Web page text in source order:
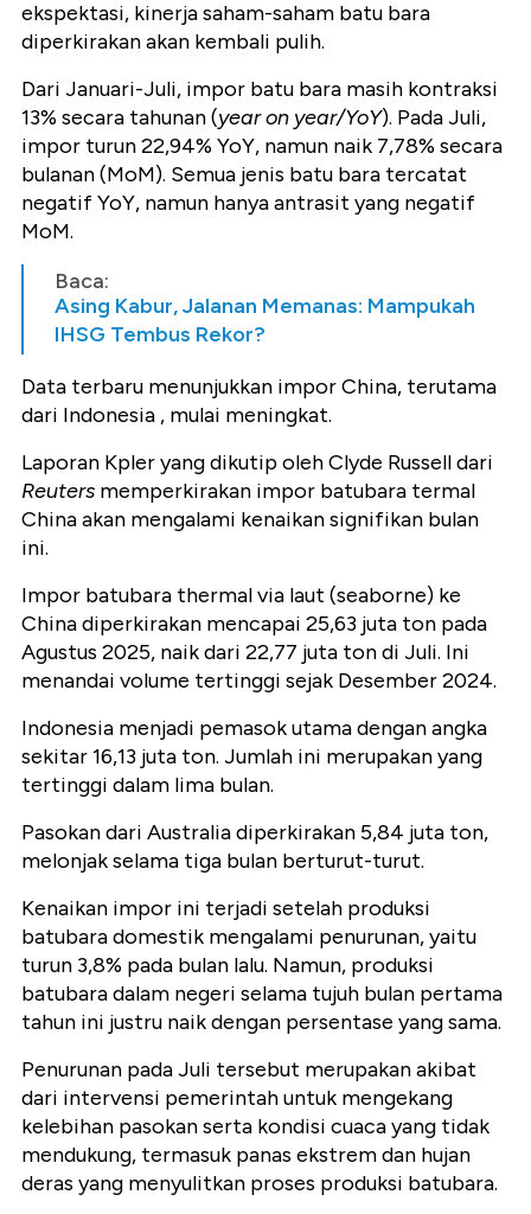
ekspektasi, kinerja saham-saham batu bara
diperkirakan akan kembali pulih.
Dari Januari-Juli, impor batu bara masih kontraksi
13% secara tahunan (year on year/YoY). Pada Juli,
impor turun 22,94% YoY, namun naik 7,78% secara
bulanan (MoM). Semua jenis batu bara tercatat
negatif YoY, namun hanya antrasit yang negatif
MoM.
Baca:
Asing Kabur, Jalanan Memanas: Mampukah
IHSG Tembus Rekor?
Data terbaru menunjukkan impor China, terutama
dari Indonesia , mulai meningkat.
Laporan Kpler yang dikutip oleh Clyde Russell dari
Reuters memperkirakan impor batubara termal
China akan mengalami kenaikan signifikan bulan
ini.
Impor batubara thermal via laut (seaborne) ke
China diperkirakan mencapai 25,63 juta ton pada
Agustus 2025, naik dari 22,77 juta ton di Juli. Ini
menandai volume tertinggi sejak Desember 2024.
Indonesia menjadi pemasok utama dengan angka
sekitar 16,13 juta ton. Jumlah ini merupakan yang
tertinggi dalam lima bulan.
Pasokan dari Australia diperkirakan 5,84 juta ton,
melonjak selama tiga bulan berturut-turut.
Kenaikan impor ini terjadi setelah produksi
batubara domestik mengalami penurunan, yaitu
turun 3,8% pada bulan lalu. Namun, produksi
batubara dalam negeri selama tujuh bulan pertama
tahun ini justru naik dengan persentase yang sama.
Penurunan pada Juli tersebut merupakan akibat
dari intervensi pemerintah untuk mengekang
kelebihan pasokan serta kondisi cuaca yang tidak
mendukung, termasuk panas ekstrem dan hujan
deras yang menyulitkan proses produksi batubara.